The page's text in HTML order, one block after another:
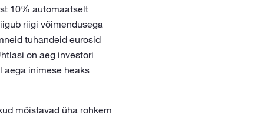
10% automaatselt
riigi võimendusega
tuhandeid eurosid
on aeg investori
aega inimese heaks
mõistavad üha rohkem